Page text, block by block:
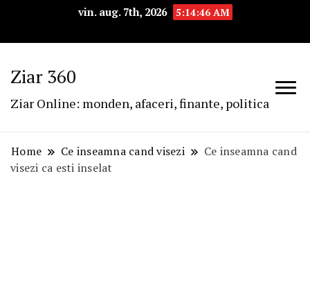
vin. aug. 7th, 2026 5:14:46 AM
Ziar 360
Ziar Online: monden, afaceri, finante, politica
Home Ce inseamna cand visezi
Ce inseamna cand
visezi ca esti inselat